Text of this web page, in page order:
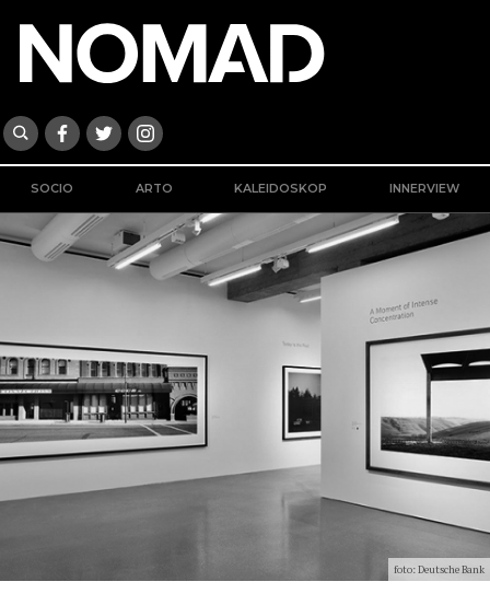
SOCIO ARTO KALEIDOSKOP INNERVIEW
foto: Deutsche Bank